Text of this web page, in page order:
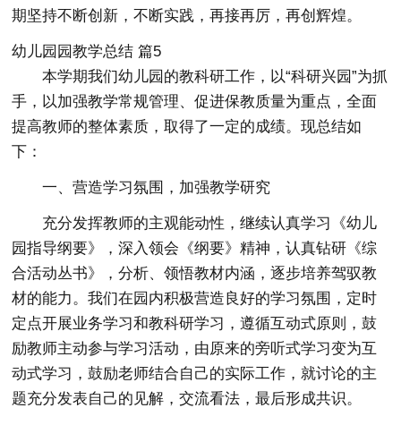
期坚持不断创新，不断实践，再接再厉，再创辉煌。
幼儿园园教学总结 篇5
本学期我们幼儿园的教科研工作，以“科研兴园”为抓
手，以加强教学常规管理、促进保教质量为重点，全面
提高教师的整体素质，取得了一定的成绩。现总结如
下：
一、营造学习氛围，加强教学研究
充分发挥教师的主观能动性，继续认真学习《幼儿
园指导纲要》，深入领会《纲要》精神，认真钻研《综
合活动丛书》，分析、领悟教材内涵，逐步培养驾驭教
材的能力。我们在园内积极营造良好的学习氛围，定时
定点开展业务学习和教科研学习，遵循互动式原则，鼓
励教师主动参与学习活动，由原来的旁听式学习变为互
动式学习，鼓励老师结合自己的实际工作，就讨论的主
题充分发表自己的见解，交流看法，最后形成共识。